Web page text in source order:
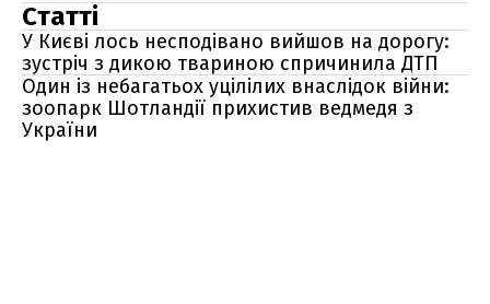
Статті
У Києві лось несподівано вийшов на дорогу:
зустріч з дикою твариною спричинила ДТП
Один із небагатьох уцілілих внаслідок війни:
зоопарк Шотландії прихистив ведмедя з
України